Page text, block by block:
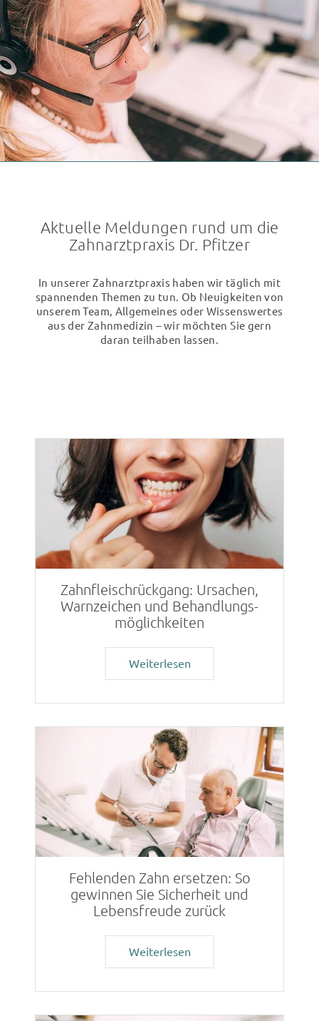
Bitte um Rückruf
Ja, ich habe die Datenschutzerklärung
zur Kenntnis
genommen und bin damit einverstanden, dass die von mir
angegebenen Daten elektronisch erhoben und
gespeichert werden. Meine Daten werden dabei nur
streng zweckgebunden zur Bearbeitung und
Beantwortung meiner Anfrage benutzt. Mit dem
Absenden des Kontaktformulars erkläre ich mich mit der
Verarbeitung einverstanden.
Aktuelle Meldungen rund um die
Zahnarztpraxis Dr. Pfitzer
In unserer Zahnarztpraxis haben wir täglich mit
spannenden Themen zu tun. Ob Neuigkeiten von
unserem Team, Allgemeines oder Wissenswertes
aus der Zahnmedizin – wir möchten Sie gern
daran teilhaben lassen.
Zahnfleisch­rückgang: Ursachen,
Warnzeichen und Behandlungs­
möglichkeiten
Weiterlesen
Fehlenden Zahn ersetzen: So
gewinnen Sie Sicherheit und
Lebensfreude zurück
Weiterlesen